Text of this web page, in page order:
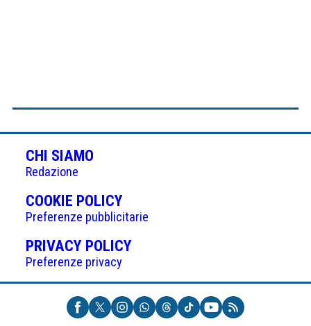
CHI SIAMO
Redazione
COOKIE POLICY(APRE
IN
UNA
NUOVA
Preferenze pubblicitarie
PRIVACY POLICY(APRE
UNA
NUOVA
SCHEDA)
Preferenze privacy